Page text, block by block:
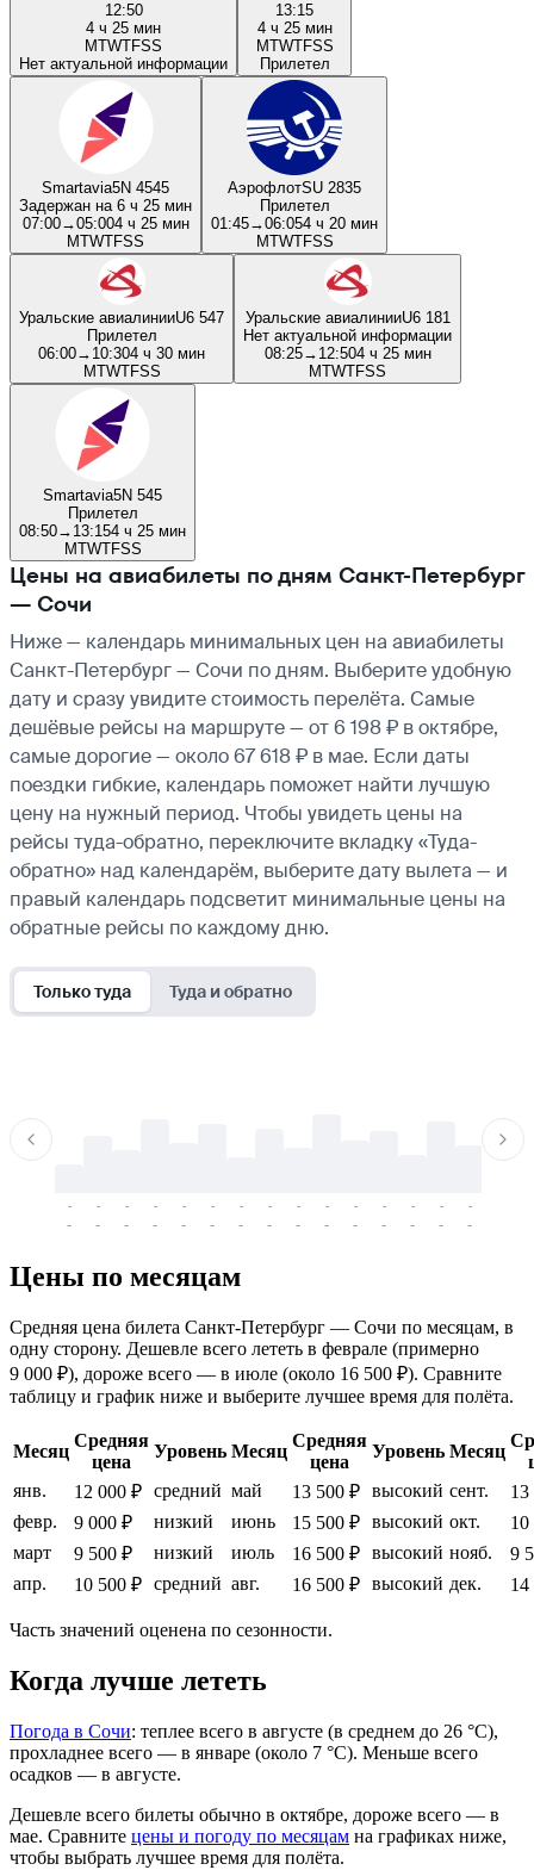
12:50
4 ч 25 мин
MTWTFSS
Нет актуальной информации
13:15
4 ч 25 мин
MTWTFSS
Прилетел
Smartavia5N 4545
Задержан на 6 ч 25 мин
07:00→05:004 ч 25 мин
MTWTFSS
АэрофлотSU 2835
Прилетел
01:45→06:054 ч 20 мин
MTWTFSS
Уральские авиалинииU6 547
Прилетел
06:00→ 10:304 ч 30 мин
MTWTFSS
Уральские авиалинииU6 181
Нет актуальной информации
08:25→ 12:504 ч 25 мин
MTWTFSS
Smartavia5N 545
Прилетел
08:50→ 13:154 ч 25 мин
MTWTFSS
Цены на авиабилеты по дням Санкт-Петербург
— Сочи
Ниже — календарь минимальных цен на авиабилеты
Санкт-Петербург — Сочи по дням. Выберите удобную
дату и сразу увидите стоимость перелёта. Самые
дешёвые рейсы на маршруте — от 6 198 ₽ в октябре,
самые дорогие — около 67 618 ₽ в мае. Если даты
поездки гибкие, календарь поможет найти лучшую
цену на нужный период. Чтобы увидеть цены на
рейсы туда-обратно, переключите вкладку «Туда-
обратно» над календарём, выберите дату вылета — и
правый календарь подсветит минимальные цены на
обратные рейсы по каждому дню.
Только туда Туда и обратно
-
-
-
-
-
-
-
-
-
-
-
-
-
-
-
-
-
-
-
-
-
-
-
-
-
-
-
-
-
-
Цены по месяцам
Средняя цена билета Санкт-Петербург — Сочи по месяцам, в
одну сторону. Дешевле всего лететь в феврале (примерно
9 000 ₽), дороже всего — в июле (около 16 500 ₽). Сравните
таблицу и график ниже и выберите лучшее время для полёта.
Месяц
Средняя
цена
Уровень Месяц
Средняя
цена
Уровень Месяц
янв.
12 000 ₽ средний май 13 500 ₽ высокий сент.
13
февр.
9 000 ₽ низкий июнь 15 500 ₽ высокий окт.
10
март
9 500 ₽ низкий июль 16 500 ₽ высокий нояб.
9
апр.
10 500 ₽ средний авг. 16 500 ₽ высокий дек. 14
Часть значений оценена по сезонности.
Когда лучше лететь
Погода в Сочи: теплее всего в августе (в среднем до 26 °C),
прохладнее всего — в январе (около 7 °C). Меньше всего
осадков — в августе.
Дешевле всего билеты обычно в октябре, дороже всего — в
мае. Сравните цены и погоду по месяцам на графиках ниже,
чтобы выбрать лучшее время для полёта.